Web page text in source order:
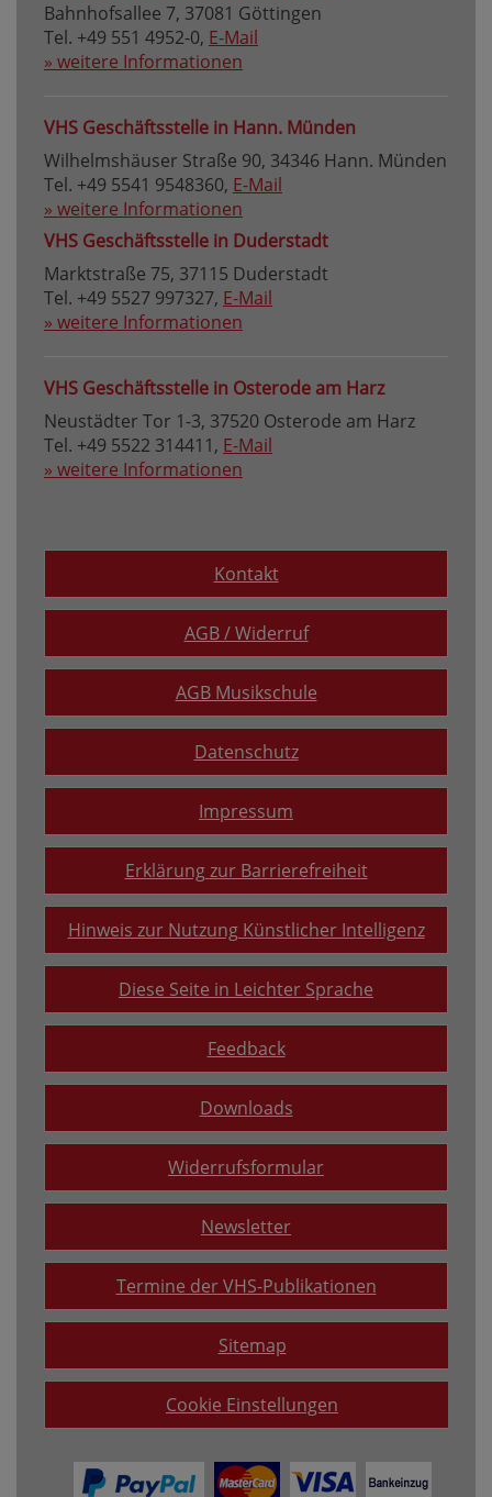
Bahnhofsallee 7, 37081 Göttingen
Tel. +49 551 4952-0, E-Mail
» weitere Informationen
VHS Geschäftsstelle in Hann. Münden
Wilhelmshäuser Straße 90, 34346 Hann. Münden
Tel. +49 5541 9548360, E-Mail
» weitere Informationen
VHS Geschäftsstelle in Duderstadt
Marktstraße 75, 37115 Duderstadt
Tel. +49 5527 997327, E-Mail
» weitere Informationen
VHS Geschäftsstelle in Osterode am Harz
Neustädter Tor 1-3, 37520 Osterode am Harz
Tel. +49 5522 314411, E-Mail
» weitere Informationen
Kontakt
AGB / Widerruf
AGB Musikschule
Datenschutz
Impressum
Erklärung zur Barrierefreiheit
Hinweis zur Nutzung Künstlicher Intelligenz
Diese Seite in Leichter Sprache
Feedback
Downloads
Widerrufsformular
Newsletter
Termine der VHS-Publikationen
Sitemap
Cookie Einstellungen